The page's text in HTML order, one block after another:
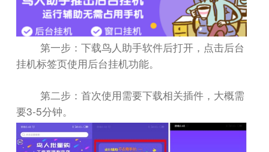
第一步：下载鸟人助手软件后打开，点击后台
挂机标签页使用后台挂机功能。
第二步：首次使用需要下载相关插件，大概需
要3-5分钟。